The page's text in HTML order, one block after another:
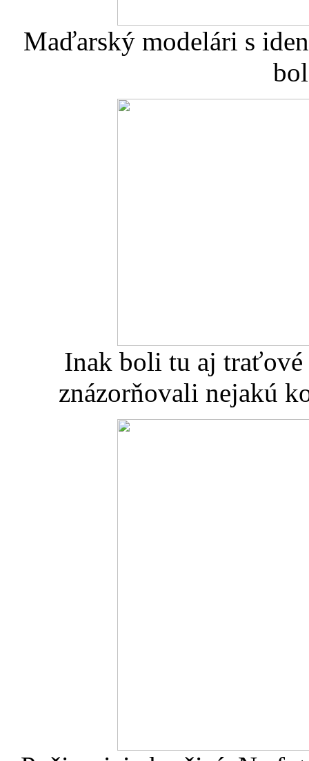
Maďarský modelári s
Inak boli tu aj traťové
znázorňovali nejakú